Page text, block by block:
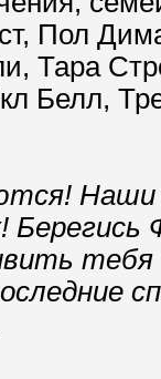
Пол
Тара
Белл,
тебя